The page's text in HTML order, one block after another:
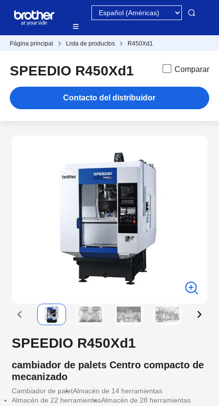
Página principal Lista de productos R450Xd1
SPEEDIO R450Xd1 Comparar
Contacto del distribuidor
SPEEDIO R450Xd1
cambiador de palets Centro compacto de
mecanizado
Cambiador de paletAlmacén de 14 herramientas
Almacén de 22 herramientasAlmacén de 28 herramientas